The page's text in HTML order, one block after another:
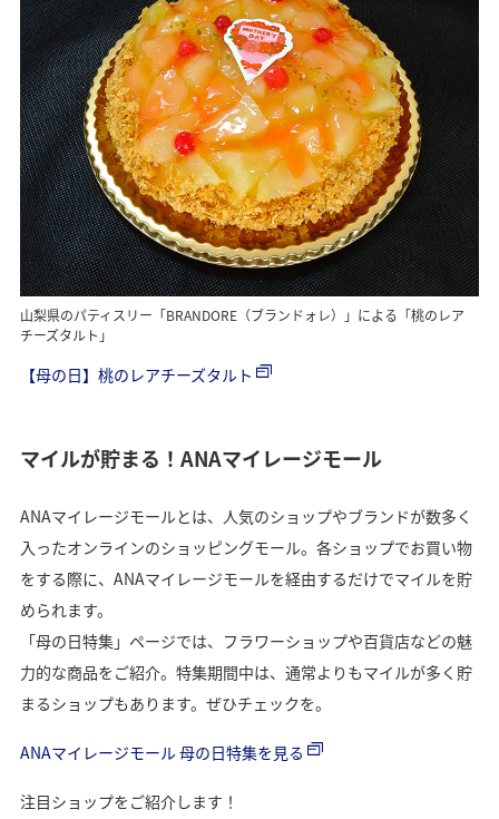
山梨県のパティスリー「BRANDORE（ブランドォレ）」による「桃のレア
チーズタルト」
【母の日】桃のレアチーズタルト
マイルが貯まる！ANAマイレージモール
ANAマイレージモールとは、人気のショップやブランドが数多く
入ったオンラインのショッピングモール。各ショップでお買い物
をする際に、ANAマイレージモールを経由するだけでマイルを貯
められます。
「母の日特集」ページでは、フラワーショップや百貨店などの魅
力的な商品をご紹介。特集期間中は、通常よりもマイルが多く貯
まるショップもあります。ぜひチェックを。
ANAマイレージモール 母の日特集を見る
注目ショップをご紹介します！